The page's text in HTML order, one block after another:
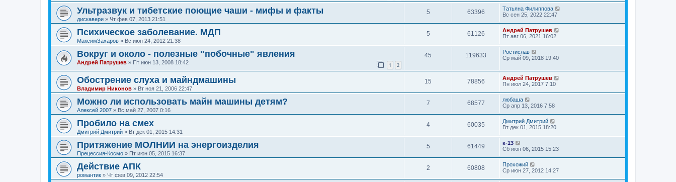
Ультразвук и тибетские поющие чаши - мифы и факты
дискавери » Чт фев 07, 2013 21:51
5 63396
Татьяна Филиппова
Вс сен 25, 2022 22:47
Психическое заболевание. МДП
МаксимЗахаров » Вс июн 24, 2012 21:38
5 61126
Андрей Патрушев
Пт авг 06, 2021 16:02
Вокруг и около - полезные "побочные" явления
Андрей Патрушев » Пт июн 13, 2008 18:42 1 2
45 119633
Ростислав
Ср май 09, 2018 19:40
Обострение слуха и майндмашины
Владимир Никонов » Вт ноя 21, 2006 22:47
15 78856
Андрей Патрушев
Пн июл 24, 2017 7:10
Можно ли использовать майн машины детям?
Алексей 2007 » Вс май 27, 2007 0:16
7 68577
любаша
Ср апр 13, 2016 7:58
Пробило на смех
Дмитрий Дмитрий » Вт дек 01, 2015 14:31
4 60035
Дмитрий Дмитрий
Вт дек 01, 2015 18:20
Притяжение МОЛНИИ на энергоизделия
Прецессия-Космо » Пт июн 05, 2015 16:37
5 61449
к-13
Сб июн 06, 2015 15:23
Действие АПК
романтик » Чт фев 09, 2012 22:54
2 60808
Прохожий
Ср июн 27, 2012 14:27